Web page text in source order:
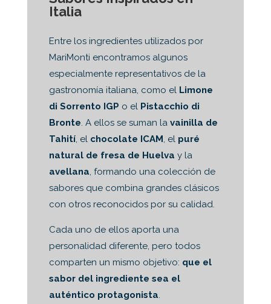
Italia
Entre los ingredientes utilizados por
MariMonti encontramos algunos
especialmente representativos de la
gastronomía italiana, como el Limone
di Sorrento IGP o el Pistacchio di
Bronte. A ellos se suman la vainilla de
Tahití, el chocolate ICAM, el puré
natural de fresa de Huelva y la
avellana, formando una colección de
sabores que combina grandes clásicos
con otros reconocidos por su calidad.
Cada uno de ellos aporta una
personalidad diferente, pero todos
comparten un mismo objetivo: que el
sabor del ingrediente sea el
auténtico protagonista.